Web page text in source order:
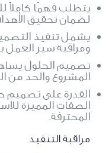
يتطلب فهمًا كاملاً
لضمان تحقيق
يشمل تنفيذ
ومراقبة سير العمل
تصميم الحلول
المشروع والحد من
القدرة على تصميم
الصفات المميزة
المحترفة.
مراقبة التنفيذ